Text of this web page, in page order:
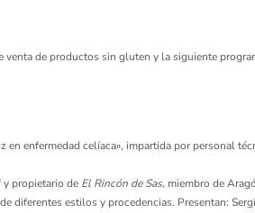
de productos sin gluten y la siguiente
enfermedad celíaca», impartida por personal
y propietario de El Rincón de Sas, miembro de
diferentes estilos y procedencias. Presentan: